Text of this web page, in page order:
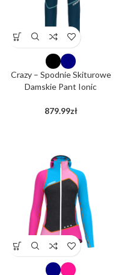
Crazy – Spodnie Skiturowe
Damskie Pant Ionic
879.99zł